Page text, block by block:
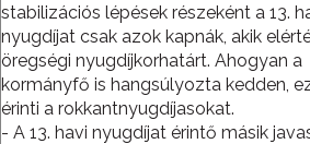
stabilizációs lépések részeként a 13.
nyugdíjat csak azok kapnák, akik
öregségi nyugdíjkorhatárt. Ahogyan a
kormányfő is hangsúlyozta kedden,
érinti a rokkantnyugdíjasokat.
- A 13. havi nyugdíjat érintő másik